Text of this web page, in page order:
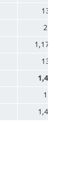
138.7
26.1
1,170.2＊
130.3
1,482.3
19.5
1,462.7